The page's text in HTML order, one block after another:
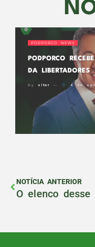
PODPORCO NEWS
PODPORCO
DA LIBERTADORES
by vitor 4 de
NOTÍCIA ANTERIOR